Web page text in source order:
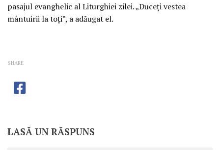
pasajul evanghelic al Liturghiei zilei. „Duceţi vestea
mântuirii la toţi”, a adăugat el.
SHARE
LASĂ UN RĂSPUNS